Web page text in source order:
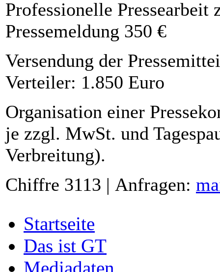
Professionelle Pressearbeit
Pressemeldung 350 €
Versendung der
Verteiler: 1.850 Euro
Organisation einer
je zzgl. MwSt. und
Verbreitung).
Chiffre 3113 | Anfragen:
Startseite
Das ist GT
Mediadaten